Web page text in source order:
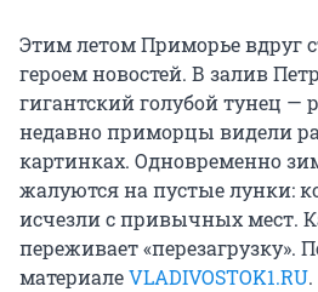
Этим летом Приморье вдруг
героем новостей. В залив
гигантский голубой тунец —
недавно приморцы видели
картинках. Одновременно
жалуются на пустые лунки:
исчезли с привычных мест.
переживает «перезагрузку».
материалеVLADIVOSTOK1.RU.